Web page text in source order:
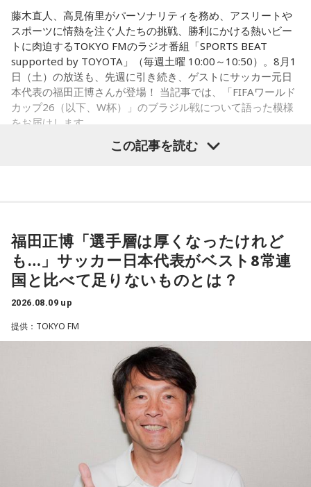
藤木直人、高見侑里がパーソナリティを務め、アスリートや
スポーツに情熱を注ぐ人たちの挑戦、勝利にかける熱いビー
トに肉迫するTOKYO FMのラジオ番組「SPORTS BEAT
supported by TOYOTA」（毎週土曜 10:00～10:50）。8月1
日（土）の放送も、先週に引き続き、ゲストにサッカー元日
本代表の福田正博さんが登場！ 当記事では、「FIFAワールド
カップ26（以下、W杯）」のブラジル戦について語った模様
をお届けします。
輝き、Jリーグ通算228試合出場93得点を挙げ、日本代表では
45試合出場で9ゴールを記録するなど活躍を見せ、1993年に
はW杯アジア地区最終予選にも出場しました。2002年に現役
を引退した後は、サッカー解説者としてメディアでの活動の
活かしながら幅広く活動しています。
◆福田正博がW杯ブラジル戦を総括
藤木：ブラジル戦で、前半は佐野海舟選手の素晴らしいイン
ターセプトからのゴールがありましたし、前半の終了間際に
は日本がボールを持つ時間もありました。しかし、後半に入
ってからブラジルが戦略を変えてきて、日本が一方的に押し
込まれてしまった。試合のなかで具体的な戦術が打ち出せな
かったと考えると、（選手のなかに）もう少し具体的な戦略
を示す人、ブレーンが必要なのかなと素人目には思ってしま
うのですが……。
この記事を読む
福田正博「選手層は厚くなったけれど
も…」サッカー日本代表がベスト8常連
国と比べて足りないものとは？
2026.08.09 up
提供：TOKYO FM